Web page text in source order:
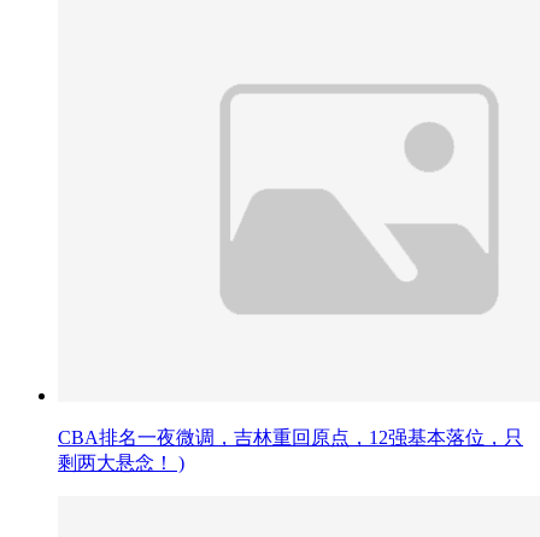
CBA排名一夜微调，吉林重回原点，12强基本落位，只
剩两大悬念！ )